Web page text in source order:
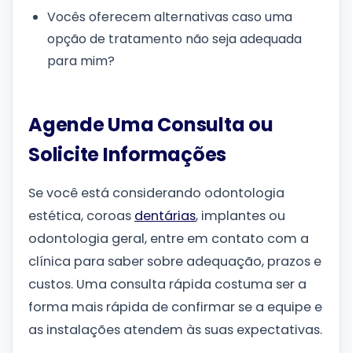
Vocês oferecem alternativas caso uma
opção de tratamento não seja adequada
para mim?
Agende Uma Consulta ou
Solicite Informações
Se você está considerando odontologia
estética, coroas dentárias, implantes ou
odontologia geral, entre em contato com a
clínica para saber sobre adequação, prazos e
custos. Uma consulta rápida costuma ser a
forma mais rápida de confirmar se a equipe e
as instalações atendem às suas expectativas.